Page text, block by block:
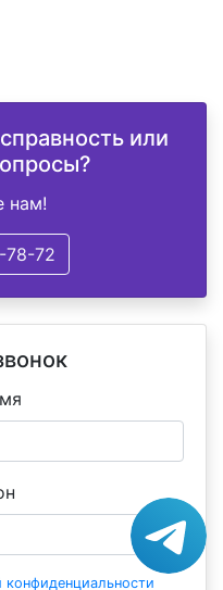
или
нам!
78-72
конфиденциальности